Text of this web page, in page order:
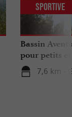
Bassin
pour petits
7,6 km -
Sportive